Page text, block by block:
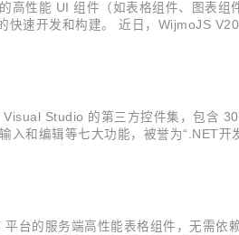
性能 UI 组件（如表格组件、图表组
速开发和构建。 近日，WijmoJS
Studio 的第三方控件集，包含
和编辑等七大功能，被誉为“.NET开
的服务端高性能表格组件，无需依